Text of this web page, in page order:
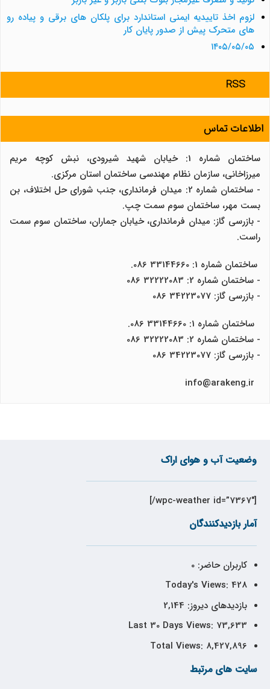
لزوم اخذ تاییدیه ایمنی استاندارد برای پلکان های برقی و پیاده رو
های متحرک پیش از صدور پایان کار
۱۴۰۵/۰۵/۰۵
RSS
اطلاعات تماس
ساختمان شماره 1: خیابان شهید شیرودی، نبش کوچه مریم
میرزاخانی، سازمان نظام مهندسی ساختمان استان مرکزی.
- ساختمان شماره 2: میدان فرمانداری، جنب شورای حل اختلاف، بن
بست مهر، ساختمان سوم سمت چپ.
- بازرسی گاز: میدان فرمانداری، خیابان جماران، ساختمان سوم سمت
راست.
ساختمان شماره 1: 33144660 086.
- ساختمان شماره 2: 32222083 086
- بازرسی گاز: 34223077 086
ساختمان شماره 1: 33144660 086.
- ساختمان شماره 2: 32222083 086
- بازرسی گاز: 34223077 086
وضعیت آب و هوای اراک
[wpc-weather id=”7367″/]
آمار بازدیدکنندگان
کاربران حاضر:0
Today's Views: 428
بازدیدهای دیروز: 2,144
Last 30 Days Views: 73,633
Total Views: 8,427,896
سایت های مرتبط